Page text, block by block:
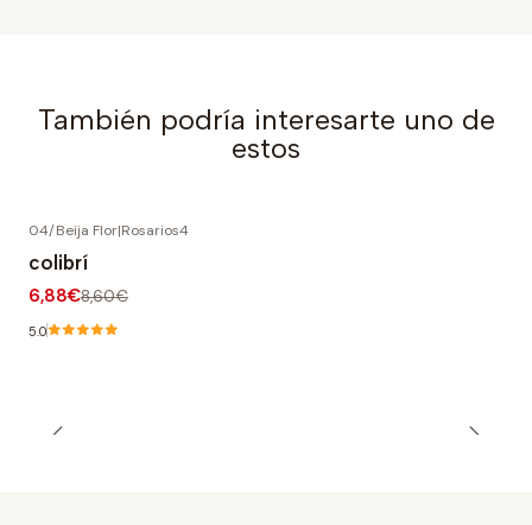
También podría interesarte uno de
estos
04/Beija Flor|Rosarios4
colibrí
6,88€8,60€
5.0